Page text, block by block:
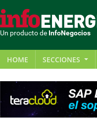
Un producto de InfoNegocios
HOME SECCIONES